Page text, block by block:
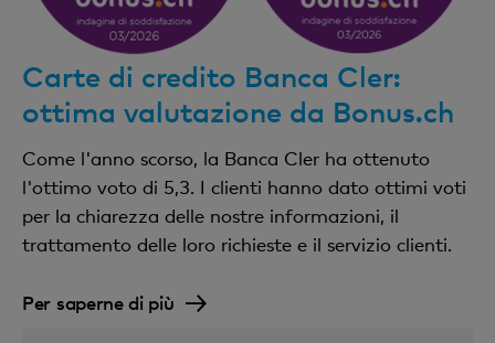
Carte di credito Banca Cler:
ottima valutazione da Bonus.ch
Come l'anno scorso, la Banca Cler ha ottenuto
l'ottimo voto di 5,3. I clienti hanno dato ottimi voti
per la chiarezza delle nostre informazioni, il
trattamento delle loro richieste e il servizio clienti.
Per saperne di più